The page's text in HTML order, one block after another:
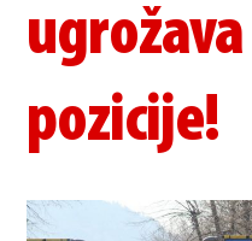
pozicije!